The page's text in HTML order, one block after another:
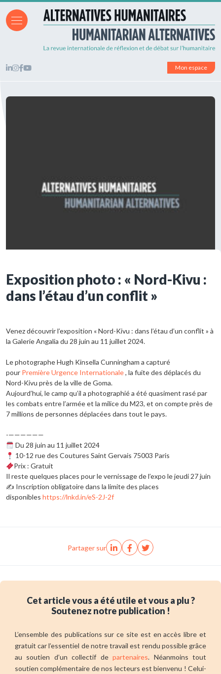
Mon espace
Exposition photo : « Nord-Kivu :
dans l’étau d’un conflit »
Venez découvrir l’exposition « Nord-Kivu : dans l’étau d’un conflit » à
la Galerie Angalia du 28 juin au 11 juillet 2024.
Le photographe Hugh Kinsella Cunningham a capturé
pour Première Urgence Internationale, la fuite des déplacés du
Nord-Kivu près de la ville de Goma.
Aujourd’hui, le camp qu’il a photographié a été quasiment rasé par
les combats entre l’armée et la milice du M23, et on compte près de
7 millions de personnes déplacées dans tout le pays.
-——————
Du 28 juin au 11 juillet 2024
10-12 rue des Coutures Saint Gervais 75003 Paris
Prix : Gratuit
Il reste quelques places pour le vernissage de l’expo le jeudi 27 juin
✍️ Inscription obligatoire dans la limite des places
disponibles https://lnkd.in/eS-2J-2f
Partager sur
Cet article vous a été utile et vous a plu ?
Soutenez notre publication !
L’ensemble des publications sur ce site est en accès libre et
gratuit car l’essentiel de notre travail est rendu possible grâce
au soutien d’un collectif departenaires. Néanmoins tout
soutien complémentaire de nos lecteurs est bienvenu ! Celui-